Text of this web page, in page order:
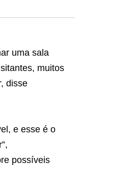
uma sala
muitos
disse
e esse é o
possíveis